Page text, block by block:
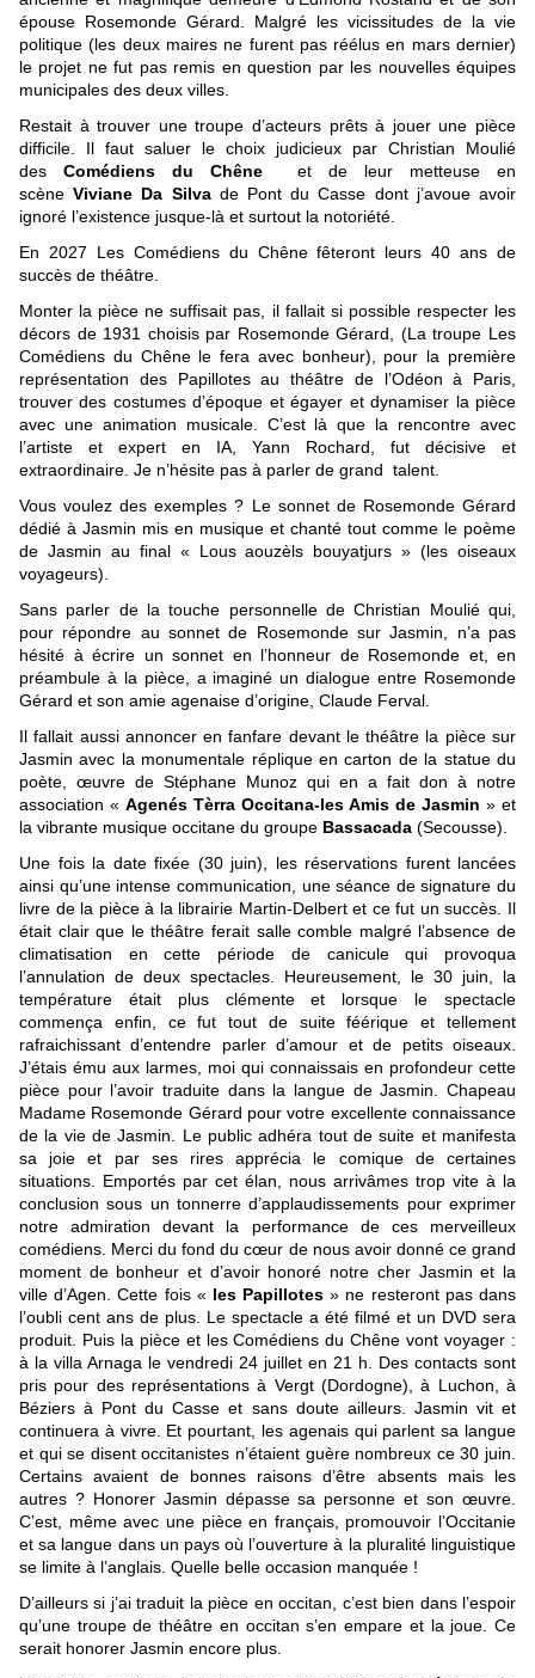
épouse Rosemonde Gérard. Malgré les vicissitudes de la vie
politique (les deux maires ne furent pas réélus en mars dernier)
le projet ne fut pas remis en question par les nouvelles équipes
municipales des deux villes.
Restait à trouver une troupe d’acteurs prêts à jouer une pièce
difficile. Il faut saluer le choix judicieux par Christian Moulié
desComédiens du Chêne et de leur metteuse en
scèneViviane Da Silvade Pont du Casse dont j’avoue avoir
ignoré l’existence jusque-là et surtout la notoriété.
En 2027 Les Comédiens du Chêne fêteront leurs 40 ans de
succès de théâtre.
Monter la pièce ne suffisait pas, il fallait si possible respecter les
décors de 1931 choisis par Rosemonde Gérard, (La troupe Les
Comédiens du Chêne le fera avec bonheur), pour la première
représentation des Papillotes au théâtre de l’Odéon à Paris,
trouver des costumes d’époque et égayer et dynamiser la pièce
avec une animation musicale. C’est là que la rencontre avec
l’artiste et expert en IA, Yann Rochard, fut décisive et
extraordinaire. Je n’hésite pas à parler de grand talent.
Vous voulez des exemples ? Le sonnet de Rosemonde Gérard
dédié à Jasmin mis en musique et chanté tout comme le poème
de Jasmin au final « Lous aouzèls bouyatjurs » (les oiseaux
voyageurs).
Sans parler de la touche personnelle de Christian Moulié qui,
pour répondre au sonnet de Rosemonde sur Jasmin, n’a pas
hésité à écrire un sonnet en l’honneur de Rosemonde et, en
préambule à la pièce, a imaginé un dialogue entre Rosemonde
Gérard et son amie agenaise d’origine, Claude Ferval.
Il fallait aussi annoncer en fanfare devant le théâtre la pièce sur
Jasmin avec la monumentale réplique en carton de la statue du
poète, œuvre de Stéphane Munoz qui en a fait don à notre
association « Agenés Tèrra Occitana-les Amis de Jasmin » et
la vibrante musique occitane du groupe Bassacada (Secousse).
Une fois la date fixée (30 juin), les réservations furent lancées
ainsi qu’une intense communication, une séance de signature du
livre de la pièce à la librairie Martin-Delbert et ce fut un succès. Il
était clair que le théâtre ferait salle comble malgré l’absence de
climatisation en cette période de canicule qui provoqua
l’annulation de deux spectacles. Heureusement, le 30 juin, la
température était plus clémente et lorsque le spectacle
commença enfin, ce fut tout de suite féérique et tellement
rafraichissant d’entendre parler d’amour et de petits oiseaux.
J’étais ému aux larmes, moi qui connaissais en profondeur cette
pièce pour l’avoir traduite dans la langue de Jasmin. Chapeau
Madame Rosemonde Gérard pour votre excellente connaissance
de la vie de Jasmin. Le public adhéra tout de suite et manifesta
sa joie et par ses rires apprécia le comique de certaines
situations. Emportés par cet élan, nous arrivâmes trop vite à la
conclusion sous un tonnerre d’applaudissements pour exprimer
notre admiration devant la performance de ces merveilleux
comédiens. Merci du fond du cœur de nous avoir donné ce grand
moment de bonheur et d’avoir honoré notre cher Jasmin et la
ville d’Agen. Cette fois « les Papillotes » ne resteront pas dans
l’oubli cent ans de plus. Le spectacle a été filmé et un DVD sera
produit. Puis la pièce et les Comédiens du Chêne vont voyager :
à la villa Arnaga le vendredi 24 juillet en 21 h. Des contacts sont
pris pour des représentations à Vergt (Dordogne), à Luchon, à
Béziers à Pont du Casse et sans doute ailleurs. Jasmin vit et
continuera à vivre. Et pourtant, les agenais qui parlent sa langue
et qui se disent occitanistes n’étaient guère nombreux ce 30 juin.
Certains avaient de bonnes raisons d’être absents mais les
autres ? Honorer Jasmin dépasse sa personne et son œuvre.
C’est, même avec une pièce en français, promouvoir l’Occitanie
et sa langue dans un pays où l’ouverture à la pluralité linguistique
se limite à l’anglais. Quelle belle occasion manquée !
D’ailleurs si j’ai traduit la pièce en occitan, c’est bien dans l’espoir
qu’une troupe de théâtre en occitan s’en empare et la joue. Ce
serait honorer Jasmin encore plus.